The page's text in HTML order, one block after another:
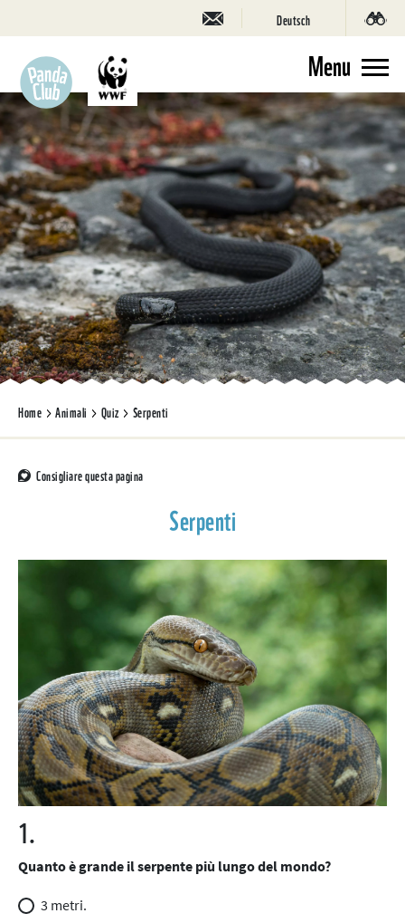
Deutsch
Menu
Home Animali Quiz Serpenti
Consigliare questa pagina
Serpenti
1.
Quanto è grande il serpente più lungo del mondo?
3 metri.